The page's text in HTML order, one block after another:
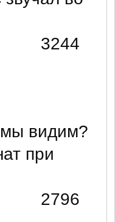
3244
мы видим?
при
2796